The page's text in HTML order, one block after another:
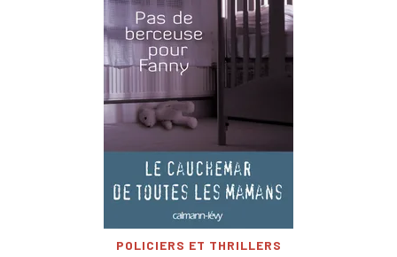
POLICIERS ET THRILLERS